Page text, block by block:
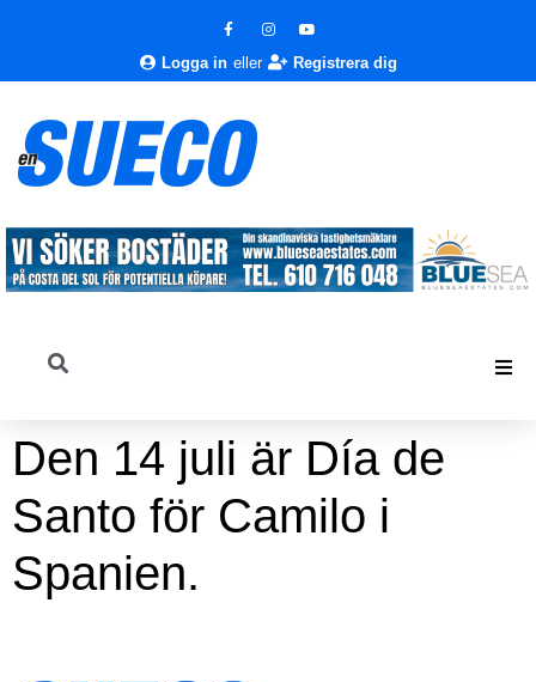
Logga in eller Registrera dig
Den 14 juli är Día de
Santo för Camilo i
Spanien.